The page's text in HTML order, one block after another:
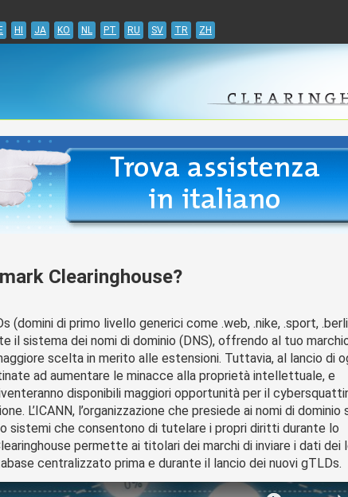
HI JA KO NL PT RU SV TR ZH
Clearinghouse?
(domini di primo livello generici come .web, .nike, .sport,
il sistema dei nomi di dominio (DNS), offrendo al tuo
scelta in merito alle estensioni. Tuttavia, al lancio di
ad aumentare le minacce alla proprietà intellettuale, e
disponibili maggiori opportunità per il
L’ICANN, l’organizzazione che presiede ai nomi di dominio
sistemi che consentono di tutelare i propri diritti durante lo
permette ai titolari dei marchi di inviare i dati dei
centralizzato prima e durante il lancio dei nuovi gTLDs.